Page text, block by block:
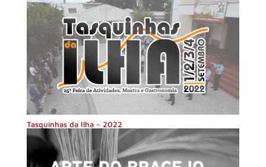
Tasquinhas da Ilha – 2022